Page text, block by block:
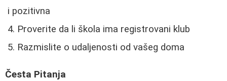
i pozitivna
Proverite da li škola ima registrovani klub
Razmislite o udaljenosti od vašeg doma
Česta Pitanja